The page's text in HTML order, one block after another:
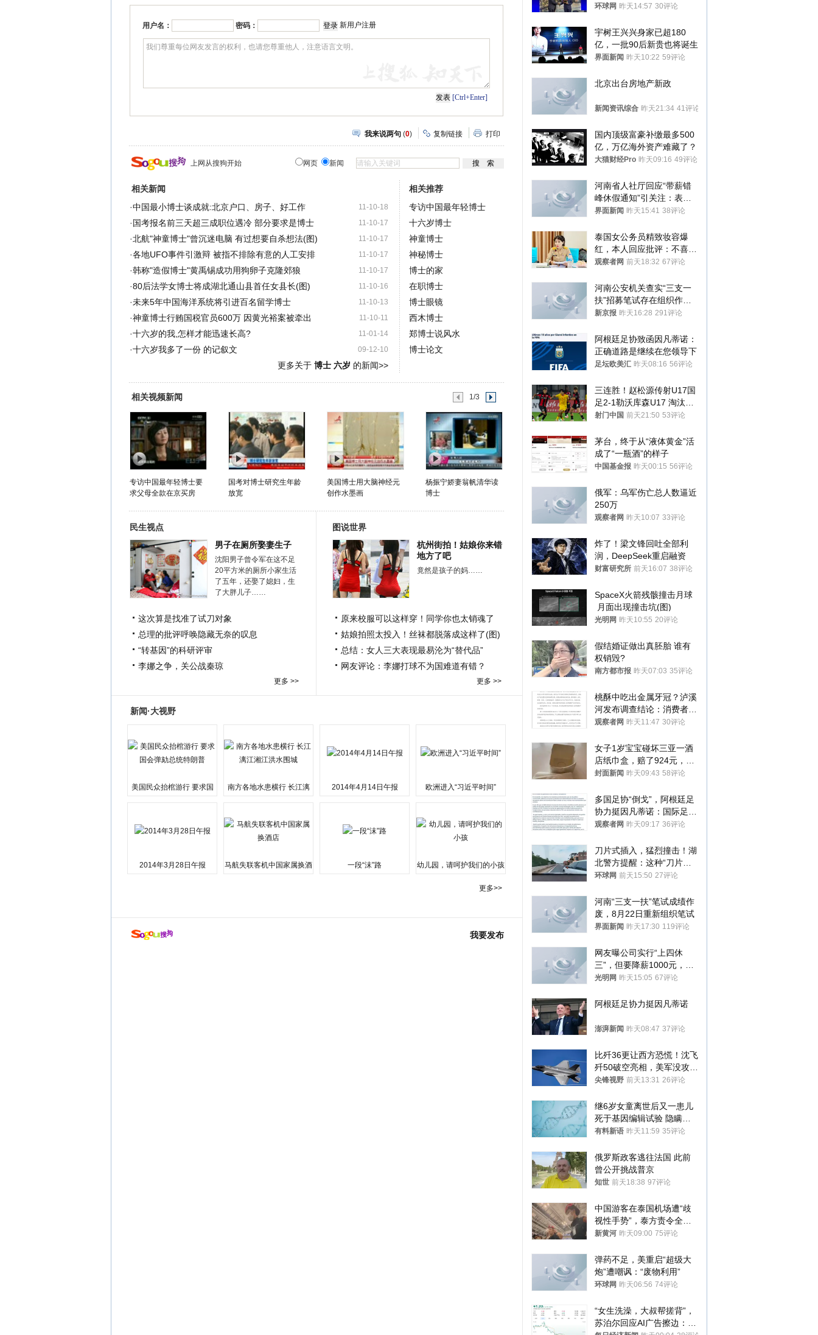
用户名： 密码： 新用户注册
[Ctrl+Enter]
我来说两句 (0) 复制链接 打印
上网从搜狗开始 网页 新闻
相关新闻
11-10-18
·中国最小博士谈成就:北京户口、房子、好工作
11-10-17
· 国考报名前三天超三成职位遇冷 部分要求是博士
11-10-17
·北航"神童博士"曾沉迷电脑 有过想要自杀想法(图)
11-10-17
·各地UFO事件引激辩 被指不排除有意的人工安排
11-10-17
·韩称"造假博士"黄禹锡成功用狗卵子克隆郊狼
11-10-16
·80后法学女博士将成湖北通山县首任女县长(图)
11-10-13
·未来5年中国海洋系统将引进百名留学博士
11-10-11
·神童博士行贿国税官员600万 因黄光裕案被牵出
11-01-14
·十六岁的我,怎样才能迅速长高?
09-12-10
·十六岁我多了一份 的记叙文
更多关于 博士 六岁 的新闻>>
相关推荐
专访中国最年轻博士
十六岁博士
神童博士
神秘博士
博士的家
在职博士
博士眼镜
西木博士
郑博士说风水
博士论文
相关视频新闻 1/3
专访中国最年轻博士要
求父母全款在京买房
国考对博士研究生年龄
放宽
美国博士用大脑神经元
创作水墨画
杨振宁娇妻翁帆清华读
博士
民生视点
男子在厕所娶妻生子
沈阳男子曾令军在这不足
20平方米的厕所小家生活
了五年，还娶了媳妇，生
了大胖儿子……
这次算是找准了试刀对象
总理的批评呼唤隐藏无奈的叹息
“转基因”的科研评审
李娜之争，关公战秦琼
更多 >>
图说世界
杭州街拍！姑娘你来错
地方了吧
竟然是孩子的妈……
原来校服可以这样穿！同学你也太销魂了
姑娘拍照太投入！丝袜都脱落成这样了(图)
总结：女人三大表现最易沦为“替代品”
网友评论：李娜打球不为国难道有错？
更多 >>
新闻·大视野
美国民众抬棺游行 要求国
南方各地水患横行 长江漓
2014年4月14日午报 欧洲进入“习近平时间”
2014年3月28日午报
马航失联客机中国家属换酒
一段“沫”路 幼儿园，请呵护我们的小孩
更多>>
我要发布
环球网 昨天14:57 30评论
宇树王兴兴身家已超180
亿，一批90后新贵也将诞生
界面新闻 昨天10:22 59评论
北京出台房地产新政
新闻资讯综合 昨天21:34 41评论
国内顶级富豪补缴最多500
亿，万亿海外资产难藏了？
大猫财经Pro 昨天09:16 49评论
河南省人社厅回应“带薪错
峰休假通知”引关注：表述
不够准确，待修改后印发
界面新闻 昨天15:41 38评论
泰国女公务员精致妆容爆
红，本人回应批评：不喜欢
就别看
观察者网 前天18:32 67评论
河南公安机关查实“三支一
扶”招募笔试存在组织作弊
犯罪行为
新京报 昨天16:28 291评论
阿根廷足协致函因凡蒂诺：
正确道路是继续在您领导下
足坛欧美汇 昨天08:16 56评论
三连胜！赵松源传射U17国
足2-1勒沃库森U17 淘汰赛
将战河床
射门中国 前天21:50 53评论
茅台，终于从“液体黄金”活
成了“一瓶酒”的样子
中国基金报 昨天00:15 56评论
俄军：乌军伤亡总人数逼近
250万
观察者网 昨天10:07 33评论
炸了！梁文锋回吐全部利
润，DeepSeek重启融资
财富研究所 前天16:07 38评论
SpaceX火箭残骸撞击月球
月面出现撞击坑(图)
光明网 昨天10:55 20评论
假结婚证做出真胚胎 谁有
权销毁?
南方都市报 昨天07:03 35评论
桃酥中吃出金属牙冠？泸溪
河发布调查结论：消费者已
澄清，所发视频情况不属实
观察者网 昨天11:47 30评论
女子1岁宝宝碰坏三亚一酒
店纸巾盒，赔了924元，发
帖吐槽后酒店退还一半的
封面新闻 昨天09:43 58评论
多国足协“倒戈”，阿根廷足
协力挺因凡蒂诺：国际足联
今后应继续在其领导下前行
观察者网 昨天09:17 36评论
刀片式插入，猛烈撞击！湖
北警方提醒：这种“刀片超
车”，太危险了
环球网 前天15:50 27评论
河南“三支一扶”笔试成绩作
废，8月22日重新组织笔试
界面新闻 昨天17:30 119评论
网友曝公司实行“上四休
三”，但要降薪1000元，不
接受只能辞职
光明网 昨天15:05 67评论
阿根廷足协力挺因凡蒂诺
澎湃新闻 昨天08:47 37评论
比歼36更让西方恐慌！沈飞
歼50破空亮相，美军没攻克
的技术被拿下
尖锋视野 前天13:31 26评论
继6岁女童离世后又一患儿
死于基因编辑试验 隐瞒一
年才对外披露
有料新语 昨天11:59 35评论
俄罗斯政客逃往法国 此前
曾公开挑战普京
知世 前天18:38 97评论
中国游客在泰国机场遭“歧
视性手势”，泰方责令全面
调查，对责任人采取最严厉
新黄河 昨天09:00 75评论
弹药不足，美重启“超级大
炮”遭嘲讽：“废物利用”
环球网 昨天06:56 74评论
“女生洗澡，大叔帮搓背”，
苏泊尔回应AI广告擦边：视